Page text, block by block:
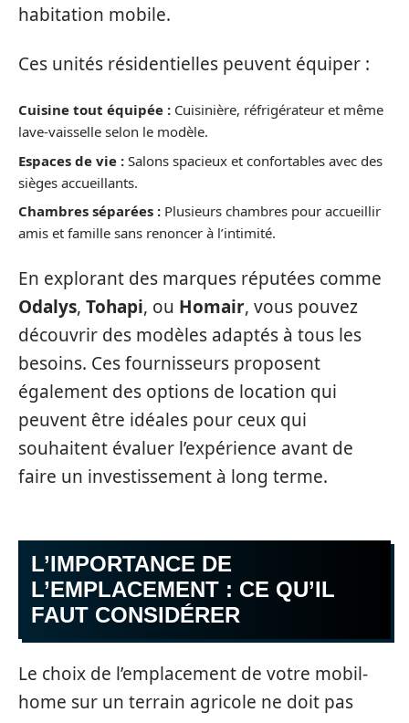
habitation mobile.
Ces unités résidentielles peuvent équiper :
Cuisine tout équipée : Cuisinière, réfrigérateur et même
lave-vaisselle selon le modèle.
Espaces de vie : Salons spacieux et confortables avec des
sièges accueillants.
Chambres séparées : Plusieurs chambres pour accueillir
amis et famille sans renoncer à l’intimité.
En explorant des marques réputées comme
Odalys, Tohapi, ou Homair, vous pouvez
découvrir des modèles adaptés à tous les
besoins. Ces fournisseurs proposent
également des options de location qui
peuvent être idéales pour ceux qui
souhaitent évaluer l’expérience avant de
faire un investissement à long terme.
L’IMPORTANCE DE
L’EMPLACEMENT : CE QU’IL
FAUT CONSIDÉRER
Le choix de l’emplacement de votre mobil-
home sur un terrain agricole ne doit pas